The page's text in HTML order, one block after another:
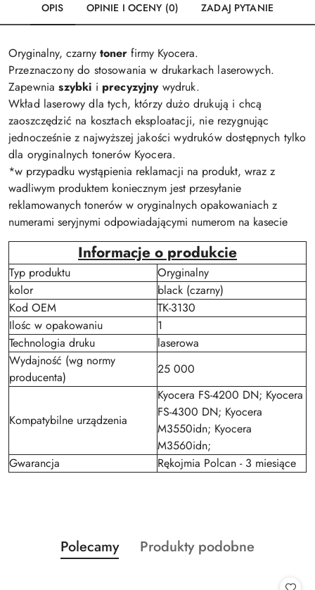
OPIS OPINIE I OCENY (0) ZADAJ PYTANIE
Oryginalny, czarny toner firmy Kyocera.
Przeznaczony do stosowania w drukarkach laserowych.
Zapewniaszybki i precyzyjnywydruk.
Wkład laserowy dla tych, którzy dużo drukują i chcą
zaoszczędzić na kosztach eksploatacji, nie rezygnując
jednocześnie z najwyższej jakości wydruków dostępnych tylko
dla oryginalnych tonerów Kyocera.
*w przypadku wystąpienia reklamacji na produkt, wraz z
wadliwym produktem koniecznym jest przesyłanie
reklamowanych tonerów w oryginalnych opakowaniach z
numerami seryjnymi odpowiadającymi numerom na kasecie
Informacje o produkcie
Typ produktu
Oryginalny
kolor
black (czarny)
Kod OEM
TK-3130
Ilośc w opakowaniu
1
Technologia druku
laserowa
Wydajność (wg normy
producenta)
25 000
Kompatybilne urządzenia
Kyocera FS-4200 DN; Kyocera
FS-4300 DN; Kyocera
M3550idn; Kyocera
M3560idn;
Gwarancja
Rękojmia Polcan - 3 miesiące
Pomiń karuzelę produktów
Produkty
o
Polecamy
Produkty
Produkty podobne